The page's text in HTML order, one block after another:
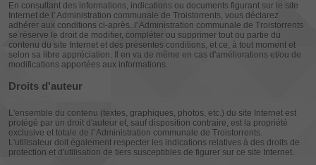
En consultant des informations, indications ou documents figurant sur le site
Internet de l' Administration communale de Troistorrents, vous déclarez
adhérer aux conditions ci-après. l' Administration communale de Troistorrents
se réserve le droit de modifier, compléter ou supprimer tout ou partie du
contenu du site Internet et des présentes conditions, et ce, à tout moment et
selon sa libre appréciation. Il en va de même en cas d'améliorations et/ou de
modifications apportées aux informations.
Droits d'auteur
L'ensemble du contenu (textes, graphiques, photos, etc.) du site Internet est
protégé par un droit d'auteur et, sauf disposition contraire, est la propriété
exclusive et totale de l' Administration communale de Troistorrents.
L'utilisateur doit également respecter les indications relatives à des droits de
protection et d'utilisation de tiers susceptibles de figurer sur ce site Internet.